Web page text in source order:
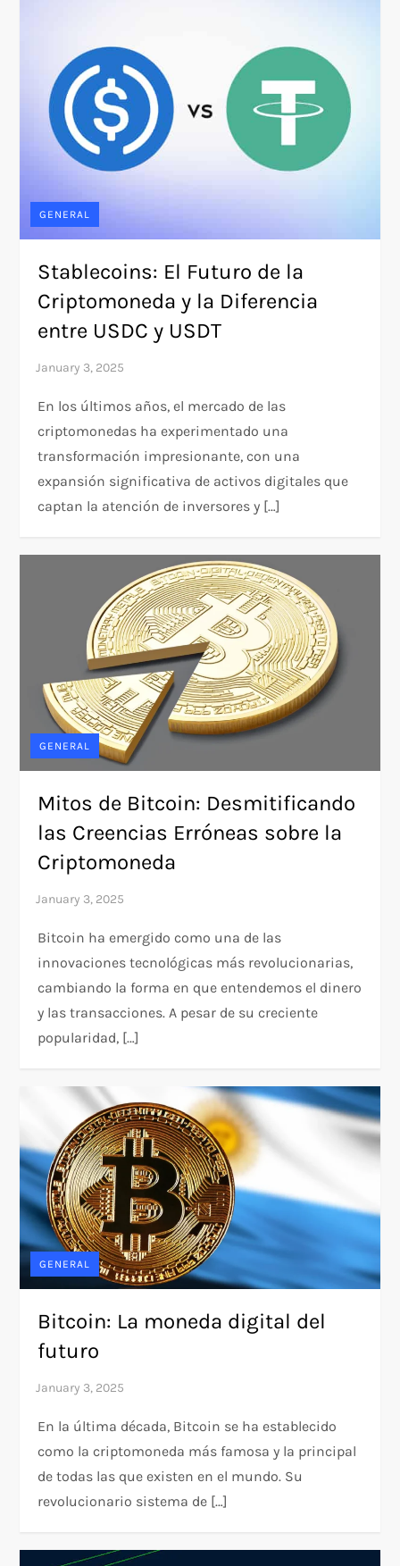
GENERAL
Stablecoins: El Futuro de la
Criptomoneda y la Diferencia
entre USDC y USDT
En los últimos años, el mercado de las
criptomonedas ha experimentado una
transformación impresionante, con una
expansión significativa de activos digitales que
captan la atención de inversores y […]
GENERAL
Mitos de Bitcoin: Desmitificando
las Creencias Erróneas sobre la
Criptomoneda
Bitcoin ha emergido como una de las
innovaciones tecnológicas más revolucionarias,
cambiando la forma en que entendemos el dinero
y las transacciones. A pesar de su creciente
popularidad, […]
GENERAL
Bitcoin: La moneda digital del
futuro
En la última década, Bitcoin se ha establecido
como la criptomoneda más famosa y la principal
de todas las que existen en el mundo. Su
revolucionario sistema de […]